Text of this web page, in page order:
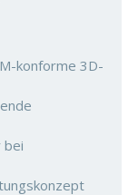
konforme 3D-
bei